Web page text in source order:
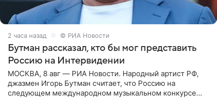
2 часа назад © РИА Новости
Бутман рассказал, кто бы мог представить
Россию на Интервидении
МОСКВА, 8 авг — РИА Новости. Народный артист РФ,
джазмен Игорь Бутман считает, что Россию на
следующем международном музыкальном конкурсе